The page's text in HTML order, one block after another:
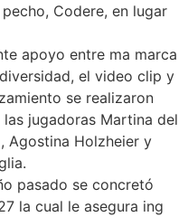
Codere, en lugar
apoyo entre ma marca
el video clip y
se realizaron
jugadoras Martina del
Agostina Holzheier y
pasado se concretó
la cual le asegura ing